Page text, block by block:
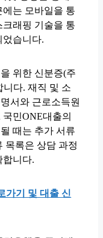
는 모바일을 통
래핑 기술을 통
었습니다.
위한 신분증(주
다. 재직 및 소
서와 근로소득원
민ONE대출의
때는 추가 서류
목록은 상담 과정
합니다.
가기 및 대출 신